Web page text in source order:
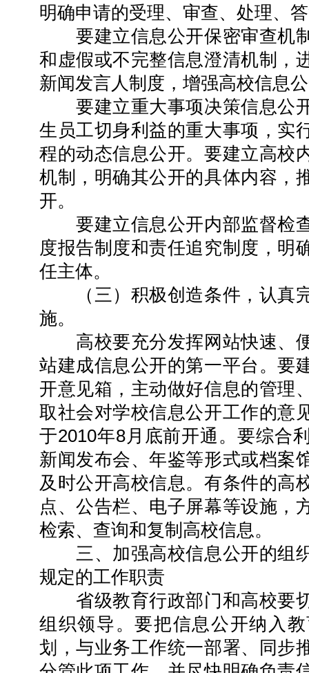
明确申请的受理、审查、处理、
要建立信息公开保密审查机
和虚假或不完整信息澄清机制，
新闻发言人制度，增强高校信息
要建立重大事项决策信息公
生员工切身利益的重大事项，实
程的动态信息公开。要建立高校
机制，明确其公开的具体内容，
开。
要建立信息公开内部监督检
度报告制度和责任追究制度，明
任主体。
（三）积极创造条件，认真
施。
高校要充分发挥网站快速、
站建成信息公开的第一平台。要
开意见箱，主动做好信息的管理
取社会对学校信息公开工作的意
于2010年8月底前开通。要综合
新闻发布会、年鉴等形式或档案
及时公开高校信息。有条件的高
点、公告栏、电子屏幕等设施，
检索、查询和复制高校信息。
三、加强高校信息公开的组
规定的工作职责
省级教育行政部门和高校要
组织领导。要把信息公开纳入
划，与业务工作统一部署、同步